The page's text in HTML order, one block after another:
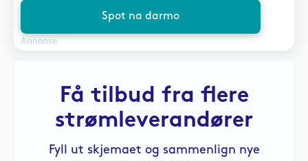
Spot na darmo
Annonse
Få tilbud fra flere
strømleverandører
Fyll ut skjemaet og sammenlign nye